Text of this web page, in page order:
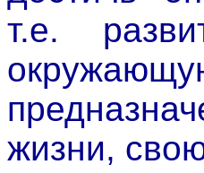
т.е.
жизни,